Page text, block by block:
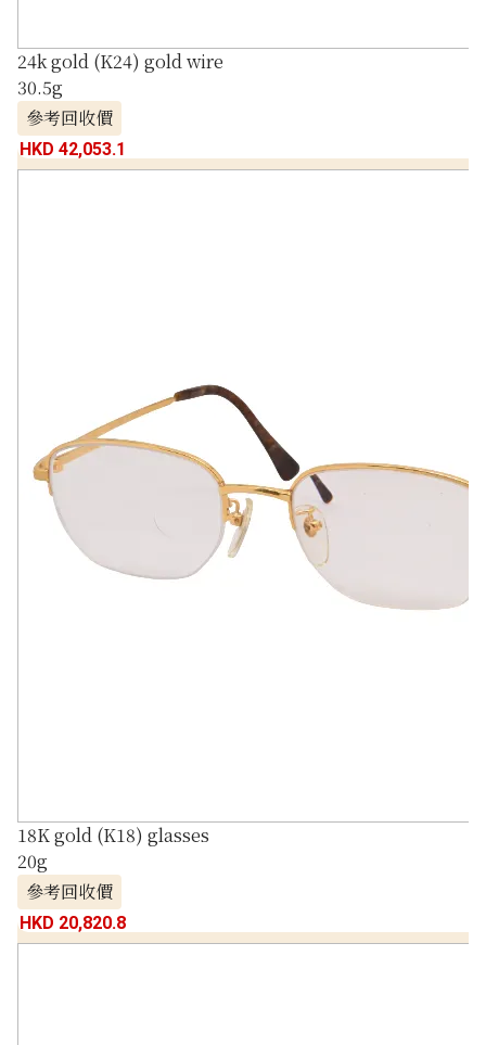
24k gold (K24) gold wire
30.5g
參考回收價
HKD 42,053.1
18K gold (K18) glasses
20g
參考回收價
HKD 20,820.8